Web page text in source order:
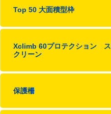
Top 50 大面積型枠
Xclimb 60プロテクション ス
クリーン
保護柵